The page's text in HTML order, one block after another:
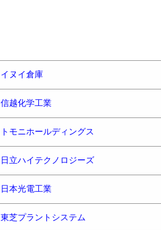
イヌイ倉庫
信越化学工業
トモニホールディングス
日立ハイテクノロジーズ
日本光電工業
東芝プラントシステム